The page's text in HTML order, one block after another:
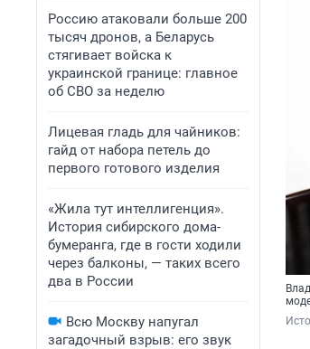
Россию атаковали больше 200
тысяч дронов, а Беларусь
стягивает войска к
украинской границе: главное
об СВО за неделю
Лицевая гладь для чайников:
гайд от набора петель до
первого готового изделия
«Жила тут интеллигенция».
История сибирского дома-
бумеранга, где в гости ходили
через балконы, — таких всего
два в России
Всю Москву напугал
загадочный взрыв: его звук